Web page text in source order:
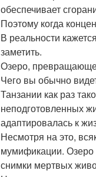
обеспечивает
Поэтому когда
В реальности
заметить.
Озеро,
Чего вы обычно
Танзании как раз
неподготовленных
адаптировалась к
Несмотря на это,
мумификации. Озеро
снимки мертвых